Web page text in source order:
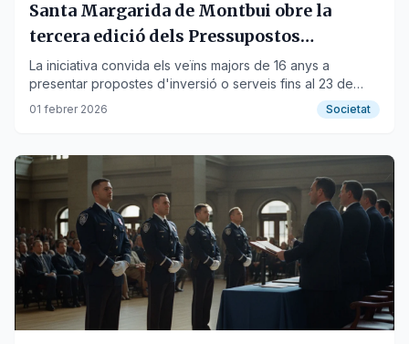
Santa Margarida de Montbui obre la
tercera edició dels Pressupostos
Participatius amb 30.000 euros
La iniciativa convida els veïns majors de 16 anys a
presentar propostes d'inversió o serveis fins al 23 de
febrer.
01 febrer 2026 Societat